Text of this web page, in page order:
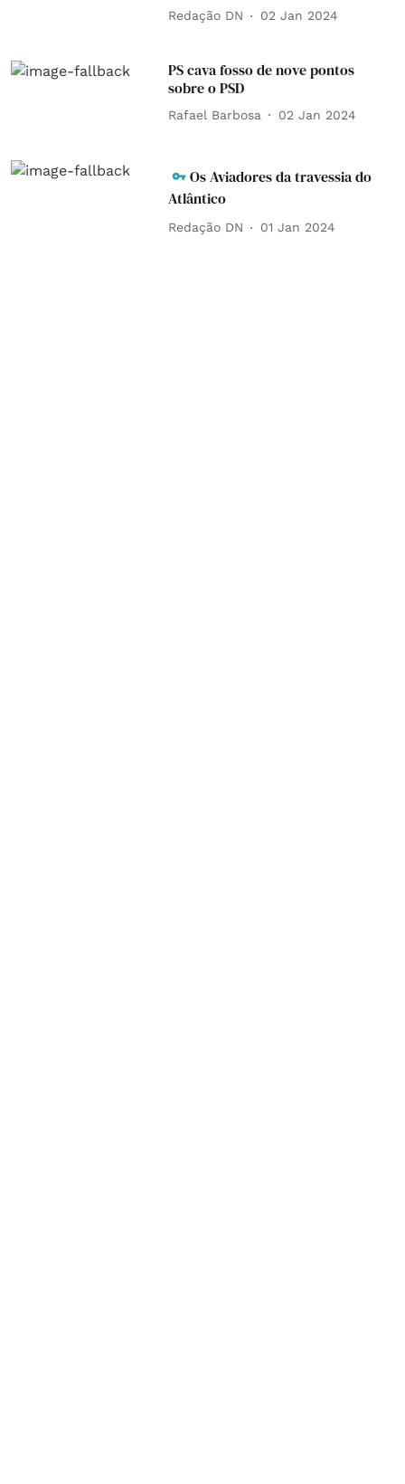
Redação DN 02 Jan 2024
PS cava fosso de nove pontos
sobre o PSD
Rafael Barbosa 02 Jan 2024
Os Aviadores da travessia do
Atlântico
Redação DN 01 Jan 2024